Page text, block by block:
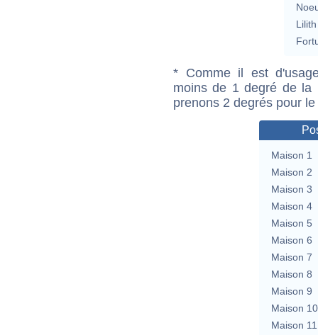
Lilith
* Comme il est
moins de 1 degré de la
prenons 2 degrés pour
Maison 1
Maison 2
Maison 3
Maison 4
Maison 5
Maison 6
Maison 7
Maison 8
Maison 9
Maison 10
Maison 11